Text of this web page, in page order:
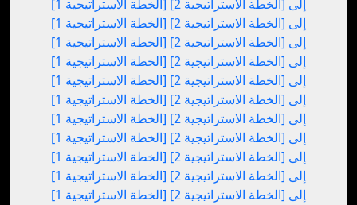
[الخطة الاستراتيجية 1] إلى [الخطة الاستراتيجية 2]
[الخطة الاستراتيجية 1] إلى [الخطة الاستراتيجية 2]
[الخطة الاستراتيجية 1] إلى [الخطة الاستراتيجية 2]
[الخطة الاستراتيجية 1] إلى [الخطة الاستراتيجية 2]
[الخطة الاستراتيجية 1] إلى [الخطة الاستراتيجية 2]
[الخطة الاستراتيجية 1] إلى [الخطة الاستراتيجية 2]
[الخطة الاستراتيجية 1] إلى [الخطة الاستراتيجية 2]
[الخطة الاستراتيجية 1] إلى [الخطة الاستراتيجية 2]
[الخطة الاستراتيجية 1] إلى [الخطة الاستراتيجية 2]
[الخطة الاستراتيجية 1] إلى [الخطة الاستراتيجية 2]
[الخطة الاستراتيجية 1] إلى [الخطة الاستراتيجية 2]